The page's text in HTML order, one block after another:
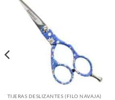
TIJERAS DESLIZANTES (FILO NAVAJA)